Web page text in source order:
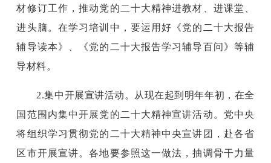
材修订工作，推动党的二十大精神进教材、进课堂、
进头脑。在学习培训中，要运用好《党的二十大报告
辅导读本》、《党的二十大报告学习辅导百问》等辅
导材料。
2.集中开展宣讲活动。从现在起到明年年初，在全
国范围内集中开展党的二十大精神宣讲活动。党中央
将组织学习贯彻党的二十大精神中央宣讲团，赴各省
区市开展宣讲。各地要参照这一做法，抽调骨干力量